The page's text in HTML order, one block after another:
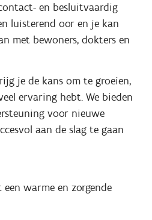
en besluitvaardig
luisterend oor en je kan
met bewoners, dokters en
je de kans om te groeien,
ervaring hebt. We bieden
voor nieuwe
aan de slag te gaan
warme en zorgende